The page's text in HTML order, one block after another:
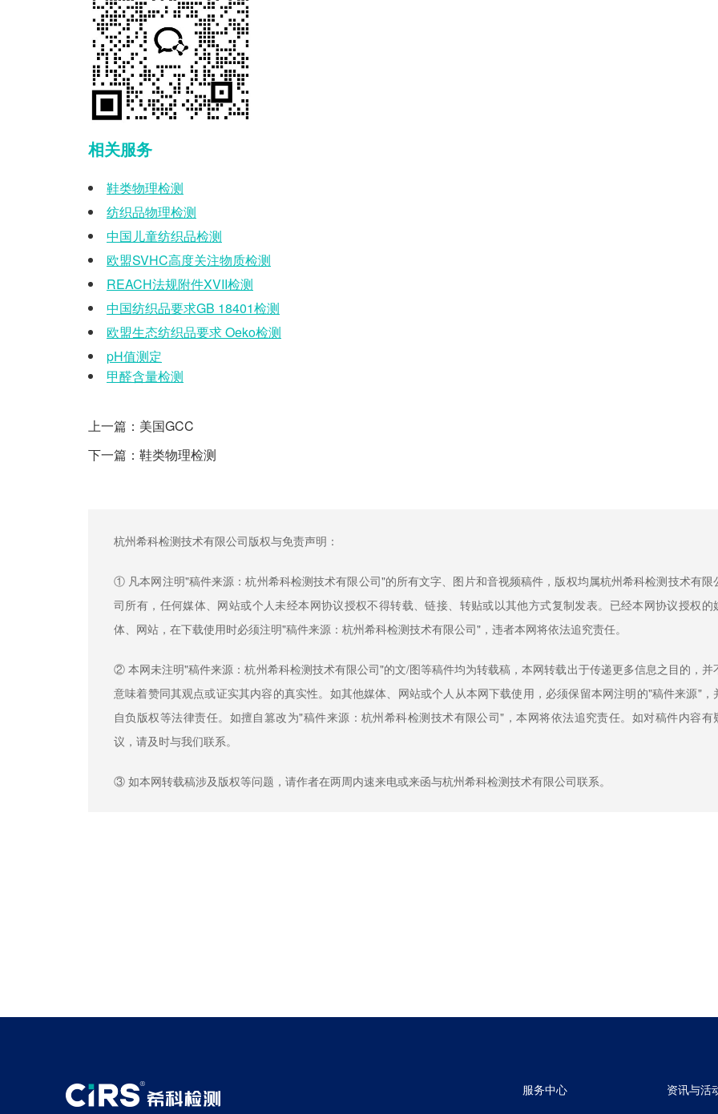
相关服务
鞋类物理检测
纺织品物理检测
中国儿童纺织品检测
欧盟SVHC高度关注物质检测
REACH法规附件XVII检测
中国纺织品要求GB 18401检测
欧盟生态纺织品要求Oeko检测
pH值测定
甲醛含量检测
上一篇： 美国GCC
下一篇： 鞋类物理检测
杭州希科检测技术有限公司版权与免责声明：
① 凡本网注明"稿件来源：杭州希科检测技术有限公司"的所有文字、图片和音视频稿件，版权均属杭州希科检测技术有限
司所有，任何媒体、网站或个人未经本网协议授权不得转载、链接、转贴或以其他方式复制发表。已经本网协议授权的
体、网站，在下载使用时必须注明"稿件来源：杭州希科检测技术有限公司"，违者本网将依法追究责任。
② 本网未注明"稿件来源：杭州希科检测技术有限公司"的文/图等稿件均为转载稿，本网转载出于传递更多信息之目的，并
意味着赞同其观点或证实其内容的真实性。如其他媒体、网站或个人从本网下载使用，必须保留本网注明的"稿件来源"，
自负版权等法律责任。如擅自篡改为"稿件来源：杭州希科检测技术有限公司"，本网将依法追究责任。如对稿件内容有
议，请及时与我们联系。
③ 如本网转载稿涉及版权等问题，请作者在两周内速来电或来函与杭州希科检测技术有限公司联系。
服务中心
资讯与活